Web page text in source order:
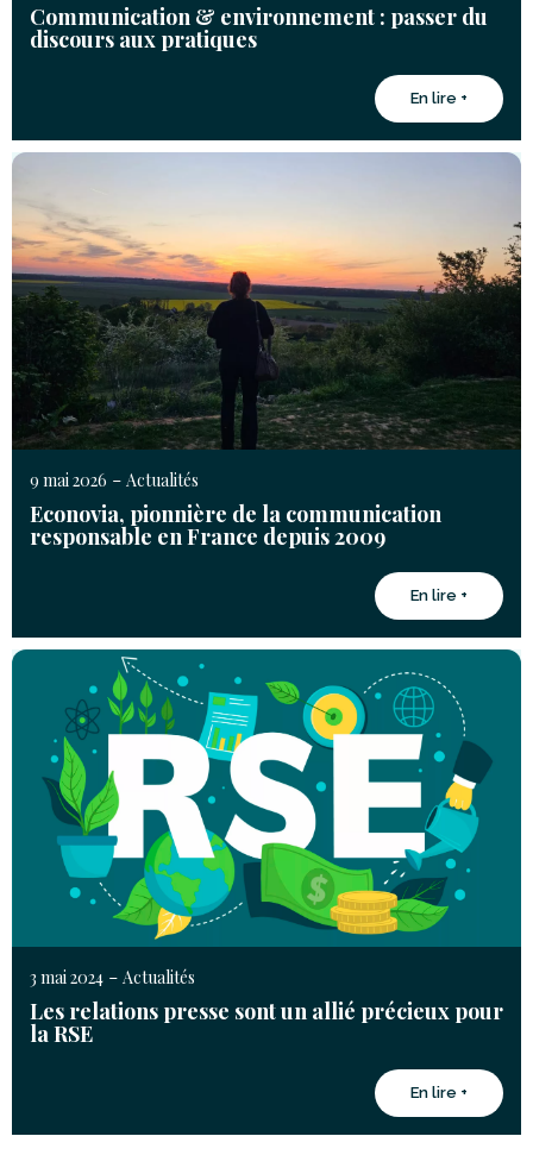
Communication & environnement : passer du
discours aux pratiques
En lire +
9 mai 2026 - Actualités
Econovia, pionnière de la communication
responsable en France depuis 2009
En lire +
3 mai 2024 - Actualités
Les relations presse sont un allié précieux pour
la RSE
En lire +